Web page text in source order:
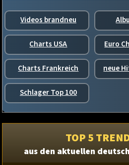
Videos brandneu
Charts USA Euro
Charts Frankreich neue
Schlager Top 100
TOP 5
aus den aktuellen